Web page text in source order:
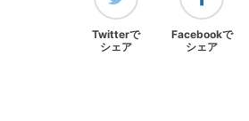
Twitterで
シェア
Facebookで
シェア